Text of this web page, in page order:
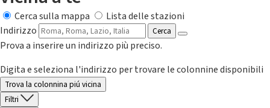
Cerca sulla mappa
Lista delle stazioni
Indirizzo
Cerca
Prova a inserire un indirizzo più preciso.
Digita e seleziona l'indirizzo per trovare le colonnine disponibili
Trova la colonnina piú vicina
Filtri